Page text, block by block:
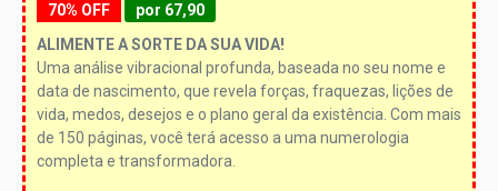
70% OFF
por 67,90
ALIMENTE A SORTE DA SUA VIDA!
Uma análise vibracional profunda, baseada no seu nome e
data de nascimento, que revela forças, fraquezas, lições de
vida, medos, desejos e o plano geral da existência. Com mais
de 150 páginas, você terá acesso a uma numerologia
completa e transformadora.